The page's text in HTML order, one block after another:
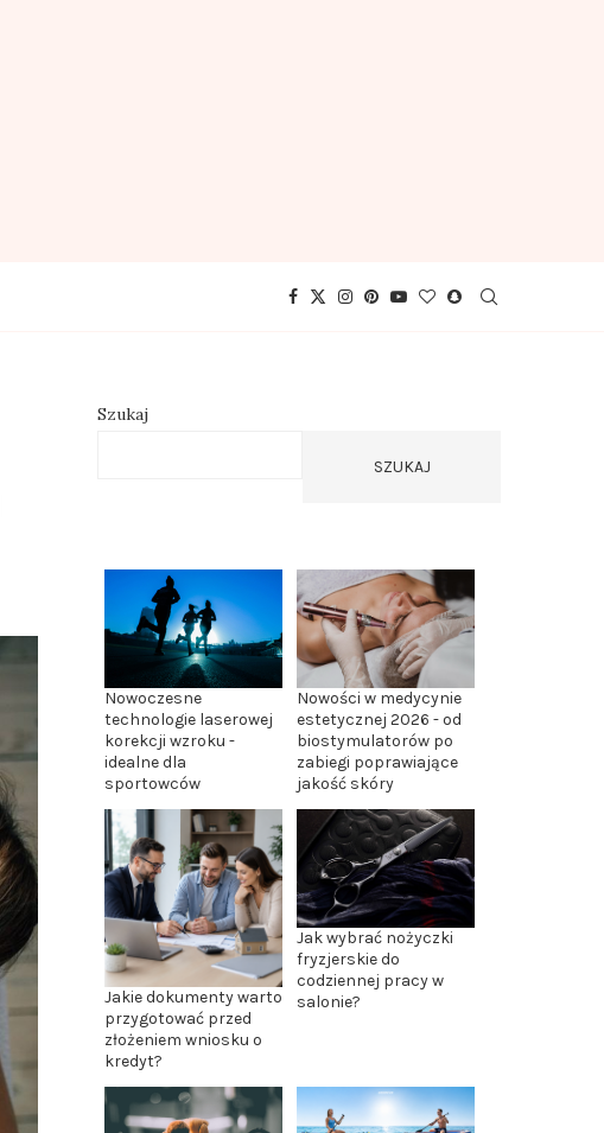
Szukaj
SZUKAJ
Nowoczesne
technologie laserowej
korekcji wzroku -
idealne dla
sportowców
Nowości w medycynie
estetycznej 2026 - od
biostymulatorów po
zabiegi poprawiające
jakość skóry
Jakie dokumenty warto
przygotować przed
złożeniem wniosku o
kredyt?
Jak wybrać nożyczki
fryzjerskie do
codziennej pracy w
salonie?